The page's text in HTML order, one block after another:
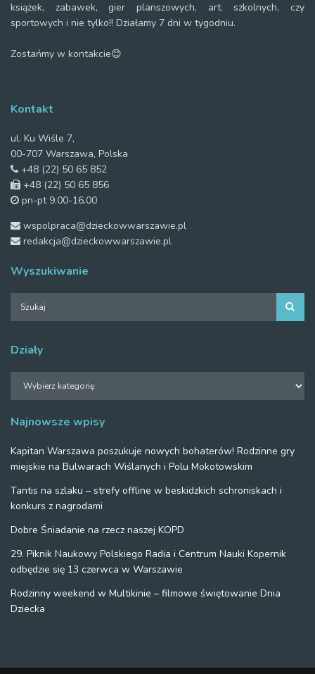
książek, zabawek, gier planszowych, art. szkolnych, czy
sportowych i nie tylko!! Działamy 7 dni w tygodniu.
Zostańmy w kontakcie😊
Kontakt
ul. Ku Wiśle 7,
00-707 Warszawa, Polska
+48 (22) 50 65 852
+48 (22) 50 65 856
pn-pt 9.00-16.00
wspolpraca@dzieckowwarszawie.pl
redakcja@dzieckowwarszawie.pl
Wyszukiwanie
Działy
Najnowsze wpisy
Kapitan Warszawa poszukuje nowych bohaterów! Rodzinne gry
miejskie na Bulwarach Wiślanych i Polu Mokotowskim
Tantis na szlaku – strefy offline w beskidzkich schroniskach i
konkurs z nagrodami
Dobre Śniadanie na rzecz naszej KOPD
29. Piknik Naukowy Polskiego Radia i Centrum Nauki Kopernik
odbędzie się 13 czerwca w Warszawie
Rodzinny weekend w Multikinie – filmowe świętowanie Dnia
Dziecka